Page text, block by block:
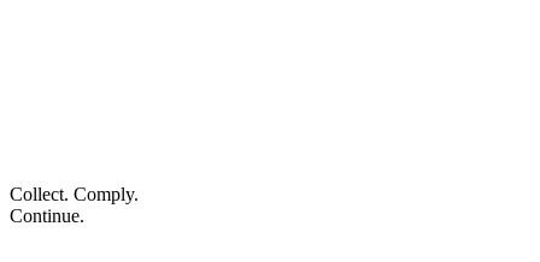
Collect. Comply.
Continue.